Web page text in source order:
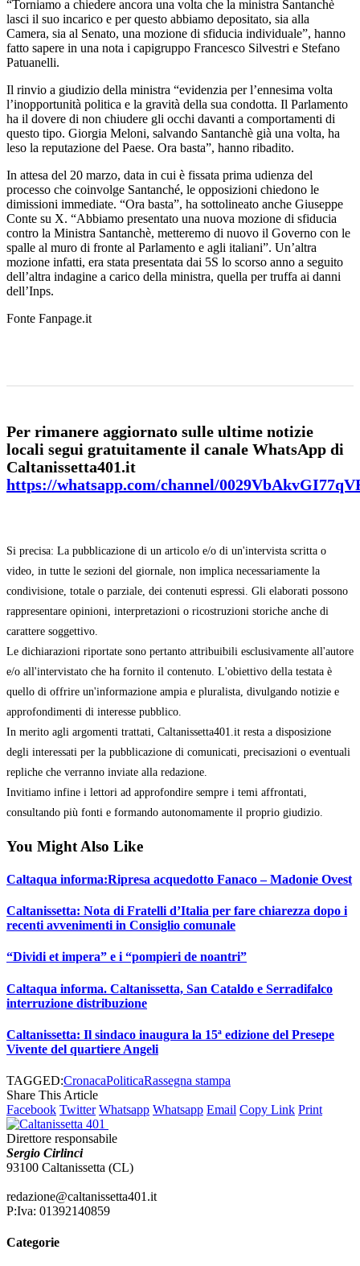
“Torniamo a chiedere ancora una volta che la ministra Santanchè
lasci il suo incarico e per questo abbiamo depositato, sia alla
Camera, sia al Senato, una mozione di sfiducia individuale”, hanno
fatto sapere in una nota i capigruppo Francesco Silvestri e Stefano
Patuanelli.
Il rinvio a giudizio della ministra “evidenzia per l’ennesima volta
l’inopportunità politica e la gravità della sua condotta. Il Parlamento
ha il dovere di non chiudere gli occhi davanti a comportamenti di
questo tipo. Giorgia Meloni, salvando Santanchè già una volta, ha
leso la reputazione del Paese. Ora basta”, hanno ribadito.
In attesa del 20 marzo, data in cui è fissata prima udienza del
processo che coinvolge Santanché, le opposizioni chiedono le
dimissioni immediate. “Ora basta”, ha sottolineato anche Giuseppe
Conte su X. “Abbiamo presentato una nuova mozione di sfiducia
contro la Ministra Santanchè, metteremo di nuovo il Governo con le
spalle al muro di fronte al Parlamento e agli italiani”. Un’altra
mozione infatti, era stata presentata dai 5S lo scorso anno a seguito
dell’altra indagine a carico della ministra, quella per truffa ai danni
dell’Inps.
Fonte Fanpage.it
Per rimanere aggiornato sulle ultime notizie
locali segui gratuitamente il canale WhatsApp di
Caltanissetta401.it
https://whatsapp.com/channel/
Si precisa: La pubblicazione di un articolo e/o di un'intervista scritta o
video, in tutte le sezioni del giornale, non implica necessariamente la
condivisione, totale o parziale, dei contenuti espressi. Gli elaborati possono
rappresentare opinioni, interpretazioni o ricostruzioni storiche anche di
carattere soggettivo.
Le dichiarazioni riportate sono pertanto attribuibili esclusivamente all'autore
e/o all'intervistato che ha fornito il contenuto. L'obiettivo della testata è
quello di offrire un'informazione ampia e pluralista, divulgando notizie e
approfondimenti di interesse pubblico.
In merito agli argomenti trattati, Caltanissetta401.it resta a disposizione
degli interessati per la pubblicazione di comunicati, precisazioni o eventuali
repliche che verranno inviate alla redazione.
Invitiamo infine i lettori ad approfondire sempre i temi affrontati,
consultando più fonti e formando autonomamente il proprio giudizio.
You Might Also Like
Caltaqua informa:Ripresa acquedotto Fanaco – Madonie Ovest
Caltanissetta: Nota di Fratelli d’Italia per fare chiarezza dopo i
recenti avvenimenti in Consiglio comunale
“Dividi et impera” e i “pompieri de noantri”
Caltaqua informa. Caltanissetta, San Cataldo e Serradifalco
interruzione distribuzione
Caltanissetta: Il sindaco inaugura la 15ª edizione del Presepe
Vivente del quartiere Angeli
TAGGED:CronacaPoliticaRassegna stampa
Share This Article
Facebook Twitter Whatsapp Whatsapp Email Copy Link Print
Direttore responsabile
Sergio Cirlinci
93100 Caltanissetta (CL)
redazione@caltanissetta401.it
P:Iva: 01392140859
Categorie